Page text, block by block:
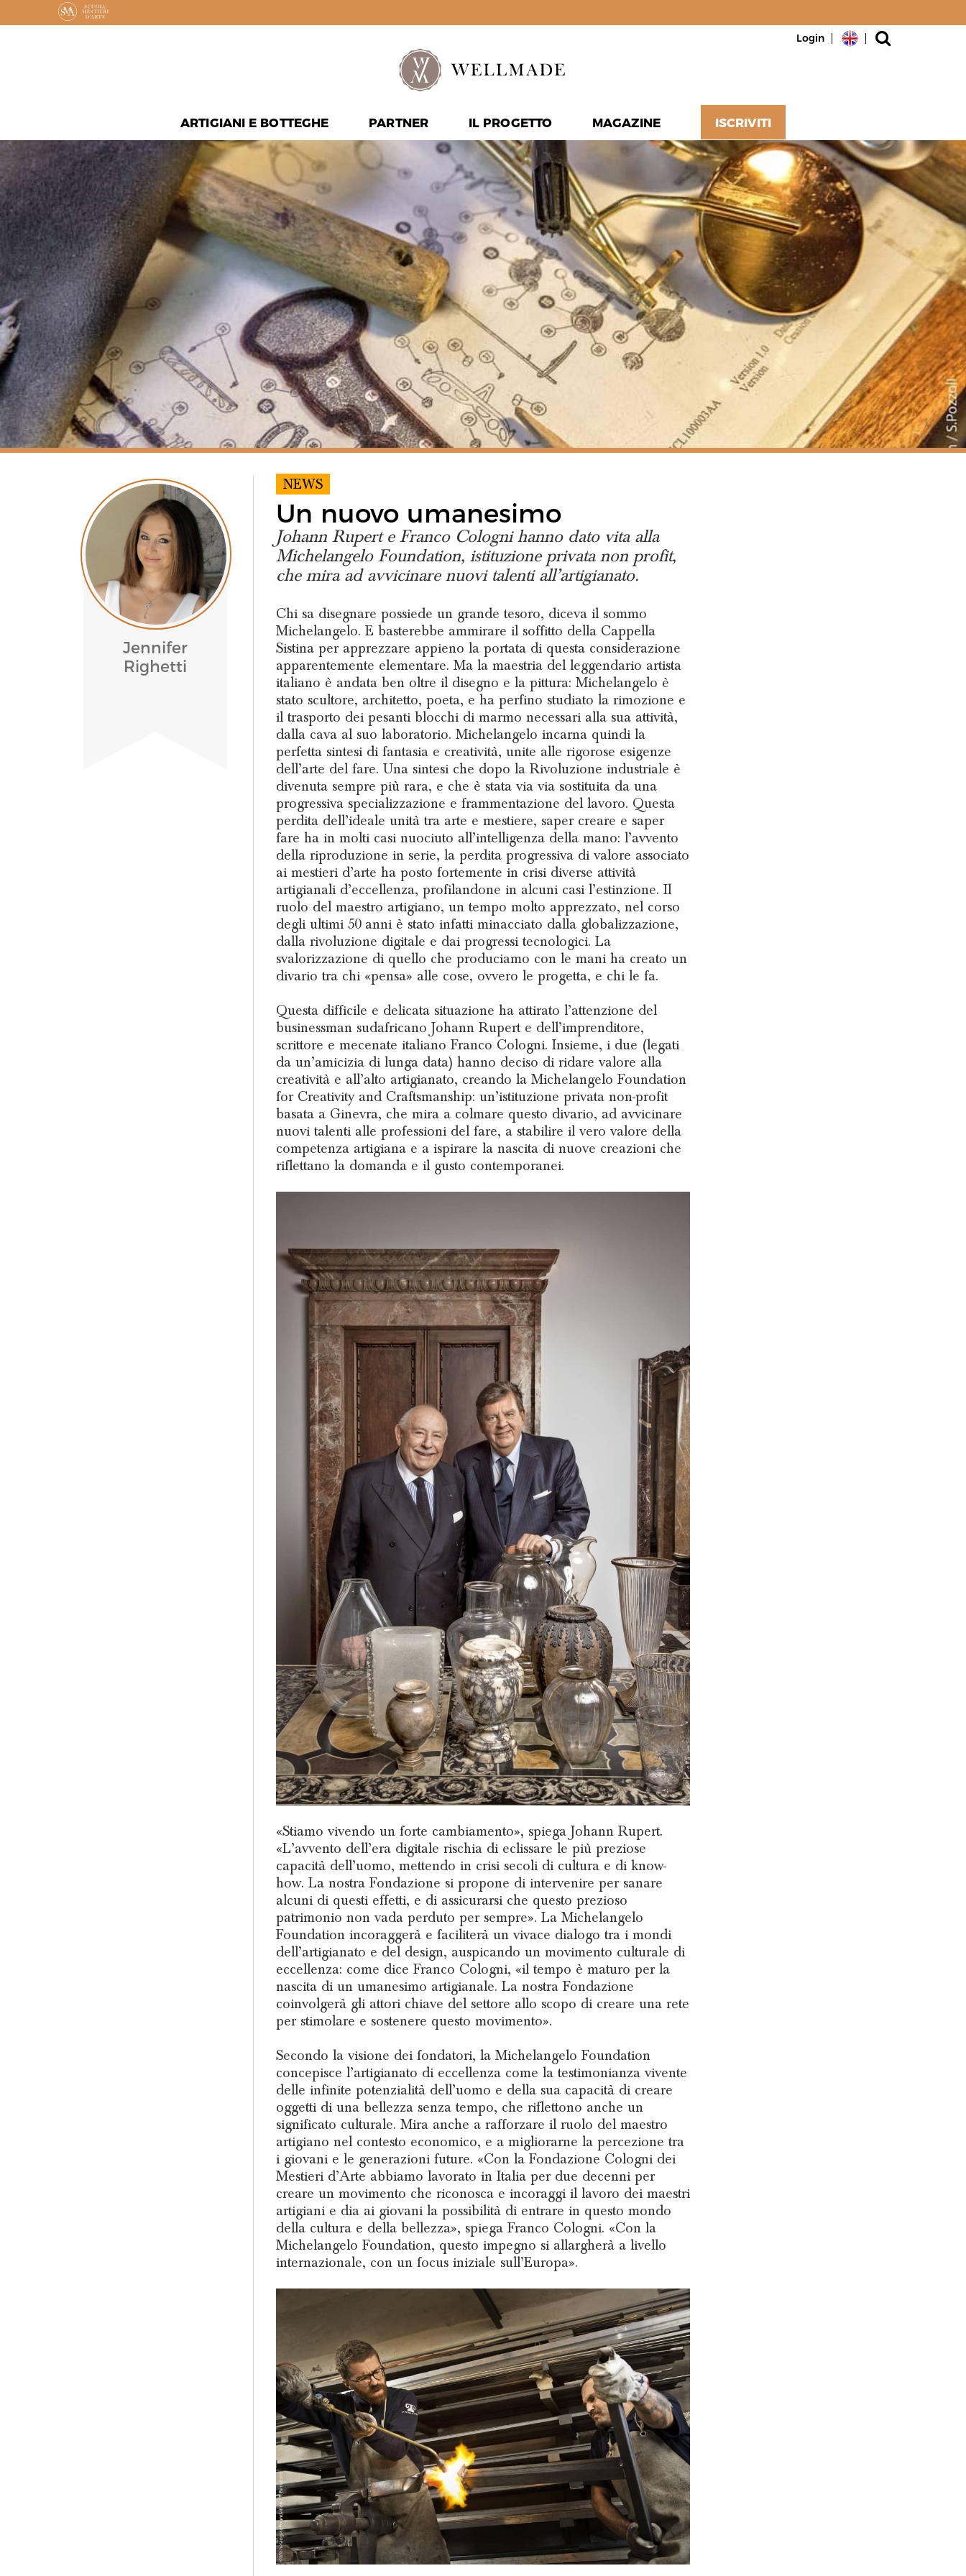
Login
ARTIGIANI E BOTTEGHE PARTNER IL PROGETTO MAGAZINE ISCRIVITI
Jennifer
Righetti
NEWS
Un nuovo umanesimo
Johann Rupert e Franco Cologni hanno dato vita alla
Michelangelo Foundation, istituzione privata non profit,
che mira ad avvicinare nuovi talenti all’artigianato.
Chi sa disegnare possiede un grande tesoro, diceva il sommo
Michelangelo. E basterebbe ammirare il soffitto della Cappella
Sistina per apprezzare appieno la portata di questa considerazione
apparentemente elementare. Ma la maestria del leggendario artista
italiano è andata ben oltre il disegno e la pittura: Michelangelo è
stato scultore, architetto, poeta, e ha perfino studiato la rimozione e
il trasporto dei pesanti blocchi di marmo necessari alla sua attività,
dalla cava al suo laboratorio. Michelangelo incarna quindi la
perfetta sintesi di fantasia e creatività, unite alle rigorose esigenze
dell’arte del fare. Una sintesi che dopo la Rivoluzione industriale è
divenuta sempre più rara, e che è stata via via sostituita da una
progressiva specializzazione e frammentazione del lavoro. Questa
perdita dell’ideale unità tra arte e mestiere, saper creare e saper
fare ha in molti casi nuociuto all’intelligenza della mano: l’avvento
della riproduzione in serie, la perdita progressiva di valore associato
ai mestieri d’arte ha posto fortemente in crisi diverse attività
artigianali d’eccellenza, profilandone in alcuni casi l’estinzione. Il
ruolo del maestro artigiano, un tempo molto apprezzato, nel corso
degli ultimi 50 anni è stato infatti minacciato dalla globalizzazione,
dalla rivoluzione digitale e dai progressi tecnologici. La
svalorizzazione di quello che produciamo con le mani ha creato un
divario tra chi «pensa» alle cose, ovvero le progetta, e chi le fa.
Questa difficile e delicata situazione ha attirato l’attenzione del
businessman sudafricano Johann Rupert e dell’imprenditore,
scrittore e mecenate italiano Franco Cologni. Insieme, i due (legati
da un’amicizia di lunga data) hanno deciso di ridare valore alla
creatività e all’alto artigianato, creando la Michelangelo Foundation
for Creativity and Craftsmanship: un’istituzione privata non-profit
basata a Ginevra, che mira a colmare questo divario, ad avvicinare
nuovi talenti alle professioni del fare, a stabilire il vero valore della
competenza artigiana e a ispirare la nascita di nuove creazioni che
riflettano la domanda e il gusto contemporanei.
«Stiamo vivendo un forte cambiamento», spiega Johann Rupert.
«L’avvento dell’era digitale rischia di eclissare le più preziose
capacità dell’uomo, mettendo in crisi secoli di cultura e di know-
how. La nostra Fondazione si propone di intervenire per sanare
alcuni di questi effetti, e di assicurarsi che questo prezioso
patrimonio non vada perduto per sempre». La Michelangelo
Foundation incoraggerà e faciliterà un vivace dialogo tra i mondi
dell’artigianato e del design, auspicando un movimento culturale di
eccellenza: come dice Franco Cologni, «il tempo è maturo per la
nascita di un umanesimo artigianale. La nostra Fondazione
coinvolgerà gli attori chiave del settore allo scopo di creare una rete
per stimolare e sostenere questo movimento».
Secondo la visione dei fondatori, la Michelangelo Foundation
concepisce l’artigianato di eccellenza come la testimonianza vivente
delle infinite potenzialità dell’uomo e della sua capacità di creare
oggetti di una bellezza senza tempo, che riflettono anche un
significato culturale. Mira anche a rafforzare il ruolo del maestro
artigiano nel contesto economico, e a migliorarne la percezione tra
i giovani e le generazioni future. «Con la Fondazione Cologni dei
Mestieri d’Arte abbiamo lavorato in Italia per due decenni per
creare un movimento che riconosca e incoraggi il lavoro dei maestri
artigiani e dia ai giovani la possibilità di entrare in questo mondo
della cultura e della bellezza», spiega Franco Cologni. «Con la
Michelangelo Foundation, questo impegno si allargherà a livello
internazionale, con un focus iniziale sull’Europa».